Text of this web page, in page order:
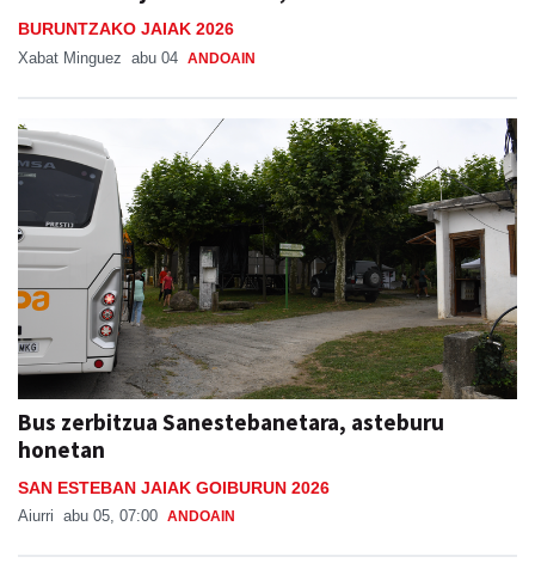
BURUNTZAKO JAIAK 2026
Xabat Minguez abu 04 ANDOAIN
Bus zerbitzua Sanestebanetara, asteburu
honetan
SAN ESTEBAN JAIAK GOIBURUN 2026
Aiurri abu 05, 07:00 ANDOAIN